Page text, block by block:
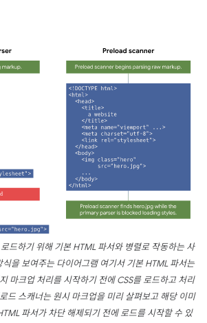
드하기 위해 기본 HTML 파서와 병렬로 작동하는 사
식을 보여주는 다이어그램 여기서 기본 HTML 파서는
마크업 처리를 시작하기 전에 CSS를 로드하고 처리
드 스캐너는 원시 마크업을 미리 살펴보고 해당 이미
파서가 차단 해제되기 전에 로드를 시작할 수 있